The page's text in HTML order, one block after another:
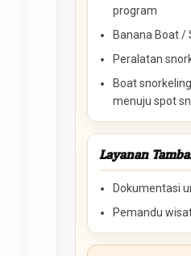
program
Banana Boat /
Peralatan
Boat
menuju spot
Layanan
Dokumentasi
Pemandu